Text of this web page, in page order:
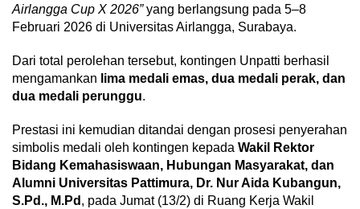
Airlangga Cup X 2026”yang berlangsung pada 5–8
Februari 2026 di Universitas Airlangga, Surabaya.
Dari total perolehan tersebut, kontingen Unpatti berhasil
mengamankan lima medali emas, dua medali perak, dan
dua medali perunggu.
Prestasi ini kemudian ditandai dengan prosesi penyerahan
simbolis medali oleh kontingen kepada Wakil Rektor
Bidang Kemahasiswaan, Hubungan Masyarakat, dan
Alumni Universitas Pattimura, Dr. Nur Aida Kubangun,
S.Pd., M.Pd , pada Jumat (13/2) di Ruang Kerja Wakil